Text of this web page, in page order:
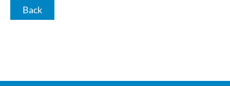
Back